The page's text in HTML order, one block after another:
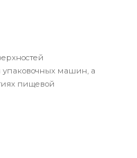
упаковочных машин, а
пищевой